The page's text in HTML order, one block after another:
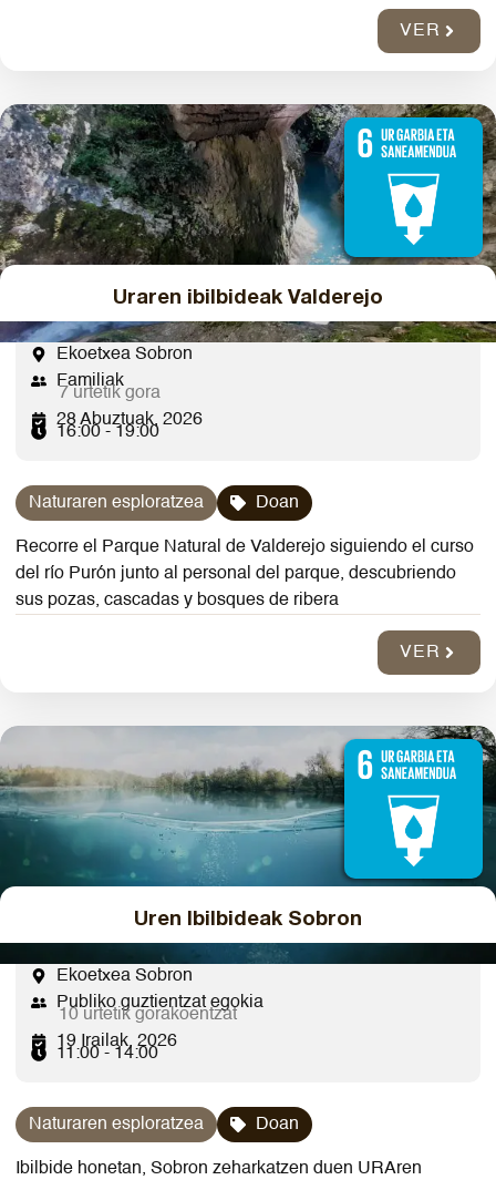
VER
Uraren ibilbideak Valderejo
Ekoetxea Sobron
Familiak
7 urtetik gora
28 Abuztuak, 2026
16:00 - 19:00
Naturaren esploratzea Doan
Recorre el Parque Natural de Valderejo siguiendo el curso
del río Purón junto al personal del parque, descubriendo
sus pozas, cascadas y bosques de ribera
VER
Uren Ibilbideak Sobron
Ekoetxea Sobron
Publiko guztientzat egokia
10 urtetik gorakoentzat
19 Irailak, 2026
11:00 - 14:00
Naturaren esploratzea Doan
Ibilbide honetan, Sobron zeharkatzen duen URAren